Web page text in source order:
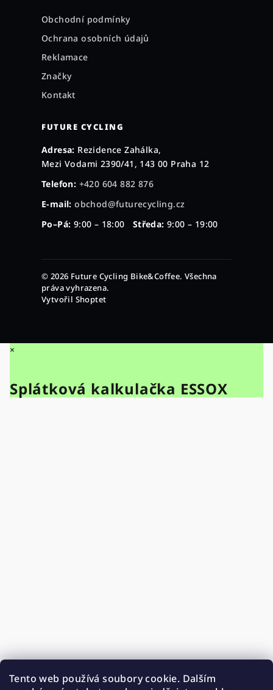
Tento web používá soubory cookie. Dalším
Obchodní podmínky
Ochrana osobních údajů
Reklamace
Značky
Kontakt
FUTURE CYCLING
Adresa: Rezidence Zahálka,
Mezi Vodami 2390/41, 143 00 Praha 12
Telefon: +420 604 882 876
E-mail: obchod@futurecycling.cz
Po–Pá: 9:00 – 18:00 Středa: 9:00 – 19:00
© 2026 Future Cycling Bike&Coffee. Všechna
práva vyhrazena.
Vytvořil Shoptet
×
Splátková kalkulačka ESSOX